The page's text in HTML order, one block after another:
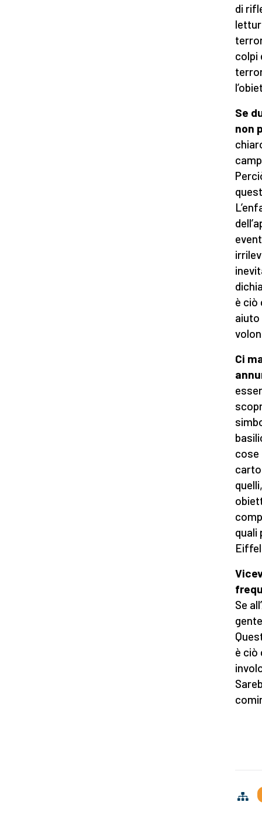
di
colpi
Se
non
è ciò
aiuto
Ci
cose
quali
Se
è ciò